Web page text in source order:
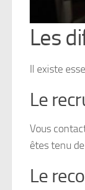
Les
Il existe
Le
Vous
êtes tenu
Le